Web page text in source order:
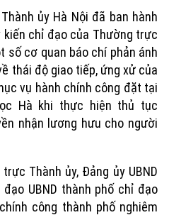
ủy Hà Nội đã ban hành
chỉ đạo của Thường trực
số cơ quan báo chí phản ánh
thái độ giao tiếp, ứng xử của
vụ hành chính công đặt tại
Hà khi thực hiện thủ tục
nhận lương hưu cho người
Thành ủy, Đảng ủy UBND
UBND thành phố chỉ đạo
công thành phố nghiêm